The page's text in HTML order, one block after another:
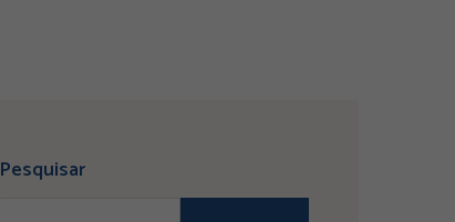
Pesquisar